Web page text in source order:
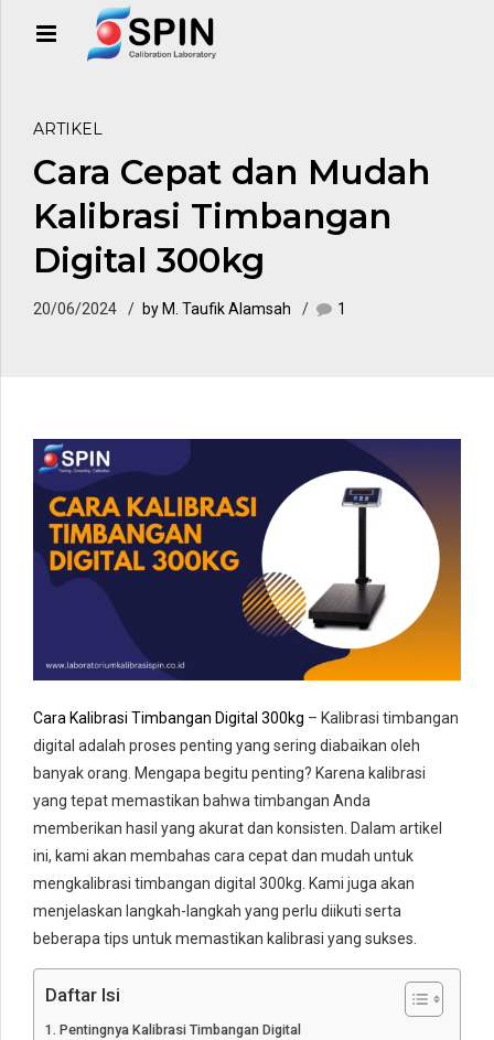
ARTIKEL
Cara Cepat dan Mudah
Kalibrasi Timbangan
Digital 300kg
20/06/2024 by M. Taufik Alamsah 1
Cara Kalibrasi Timbangan Digital 300kg – Kalibrasi timbangan
digital adalah proses penting yang sering diabaikan oleh
banyak orang. Mengapa begitu penting? Karena kalibrasi
yang tepat memastikan bahwa timbangan Anda
memberikan hasil yang akurat dan konsisten. Dalam artikel
ini, kami akan membahas cara cepat dan mudah untuk
mengkalibrasi timbangan digital 300kg. Kami juga akan
menjelaskan langkah-langkah yang perlu diikuti serta
beberapa tips untuk memastikan kalibrasi yang sukses.
Daftar Isi
Pentingnya Kalibrasi Timbangan Digital